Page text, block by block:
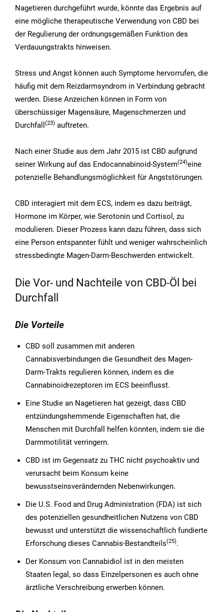
Nagetieren durchgeführt wurde, könnte das Ergebnis auf
eine mögliche therapeutische Verwendung von CBD bei
der Regulierung der ordnungsgemäßen Funktion des
Verdauungstrakts hinweisen.
Stress und Angst können auch Symptome hervorrufen, die
häufig mit dem Reizdarmsyndrom in Verbindung gebracht
werden. Diese Anzeichen können in Form von
überschüssiger Magensäure, Magenschmerzen und
Durchfall
(23) auftreten.
Nach einer Studie aus dem Jahr 2015 ist CBD aufgrund
seiner Wirkung auf das Endocannabinoid-System(24)eine
potenzielle Behandlungsmöglichkeit für Angststörungen.
CBD interagiert mit dem ECS, indem es dazu beiträgt,
Hormone im Körper, wie Serotonin und Cortisol, zu
modulieren. Dieser Prozess kann dazu führen, dass sich
eine Person entspannter fühlt und weniger wahrscheinlich
stressbedingte Magen-Darm-Beschwerden entwickelt.
Die Vor- und Nachteile von CBD-Öl bei
Durchfall
Die Vorteile
CBD soll zusammen mit anderen
Cannabisverbindungen die Gesundheit des Magen-
Darm-Trakts regulieren können, indem es die
Cannabinoidrezeptoren im ECS beeinflusst.
Eine Studie an Nagetieren hat gezeigt, dass CBD
entzündungshemmende Eigenschaften hat, die
Menschen mit Durchfall helfen könnten, indem sie die
Darmmotilität verringern.
CBD ist im Gegensatz zu THC nicht psychoaktiv und
verursacht beim Konsum keine
bewusstseinsverändernden Nebenwirkungen.
Die U.S. Food and Drug Administration (FDA) ist sich
des potenziellen gesundheitlichen Nutzens von CBD
bewusst und unterstützt die wissenschaftlich fundierte
Erforschung dieses Cannabis-Bestandteils(25).
Der Konsum von Cannabidiol ist in den meisten
Staaten legal, so dass Einzelpersonen es auch ohne
ärztliche Verschreibung erwerben können.